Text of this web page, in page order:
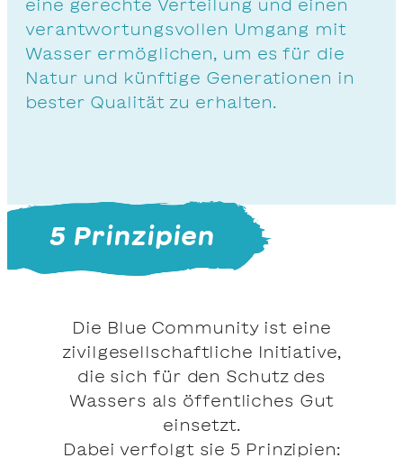
eine gerechte Verteilung und einen
verantwortungsvollen Umgang mit
Wasser ermöglichen, um es für die
Natur und künftige Generationen in
bester Qualität zu erhalten.
5 Prinzipien
Die Blue Community ist eine
zivilgesellschaftliche Initiative,
die sich für den Schutz des
Wassers als öffentliches Gut
einsetzt.
Dabei verfolgt sie 5 Prinzipien: